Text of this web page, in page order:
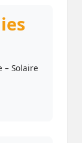
– Solaire